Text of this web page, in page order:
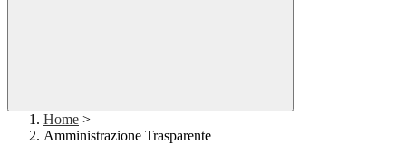
Home >
Amministrazione Trasparente